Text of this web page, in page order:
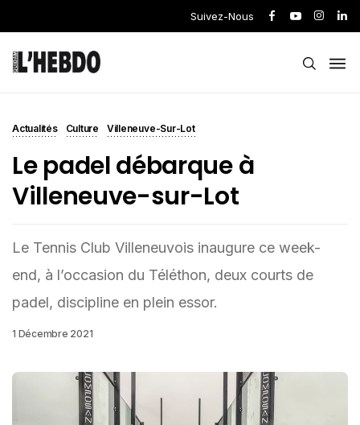
Suivez-Nous
Actualités Culture Villeneuve-Sur-Lot
Le padel débarque à
Villeneuve-sur-Lot
Le Tennis Club Villeneuvois inaugure ce week-
end, à l’occasion du Téléthon, deux courts de
padel, discipline en plein essor.
1 Décembre 2021